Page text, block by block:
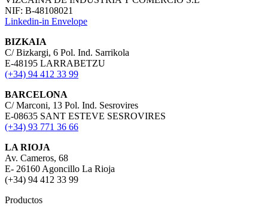
NIF: B-48108021
Linkedin-in Envelope
BIZKAIA
C/ Bizkargi, 6 Pol. Ind. Sarrikola
E-48195 LARRABETZU
(+34) 94 412 33 99
BARCELONA
C/ Marconi, 13 Pol. Ind. Sesrovires
E-08635 SANT ESTEVE SESROVIRES
(+34) 93 771 36 66
LA RIOJA
Av. Cameros, 68
E- 26160 Agoncillo La Rioja
(+34) 94 412 33 99
Productos